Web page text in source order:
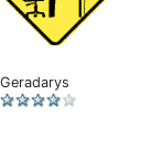
Geradarys